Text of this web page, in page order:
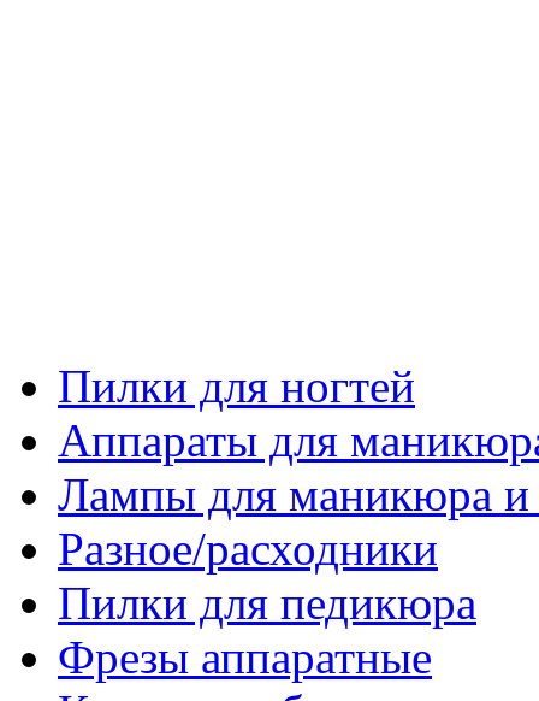
Пилки для ногтей
Аппараты для
Лампы для маникюра и
Разное/расходники
Пилки для педикюра
Фрезы аппаратные